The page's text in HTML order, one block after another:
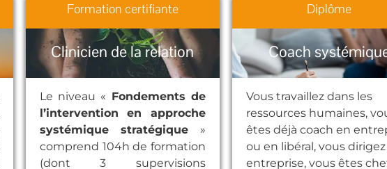
Formation certifiante
Clinicien de la relation
Le niveau « Fondements de
l’intervention en approche
systémique stratégique »
comprend 104h de formation
(dont 3 supervisions
Diplôme
Coach
Vous travaillez dans les
ressources humaines,
êtes déjà coach en
ou en libéral, vous
entreprise, vous êtes